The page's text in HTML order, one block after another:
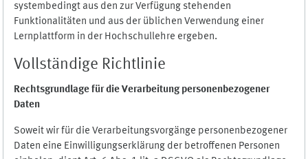
systembedingt aus den zur Verfügung stehenden
Funktionalitäten und aus der üblichen Verwendung einer
Lernplattform in der Hochschullehre ergeben.
Vollständige Richtlinie
Rechtsgrundlage für die Verarbeitung personenbezogener
Daten
Soweit wir für die Verarbeitungsvorgänge personenbezogener
Daten eine Einwilligungserklärung der betroffenen Personen